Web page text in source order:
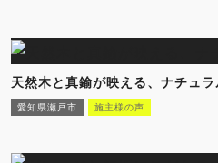
天然木と真鍮が映える、ナチュ
愛知県瀬戸市 施主様の声